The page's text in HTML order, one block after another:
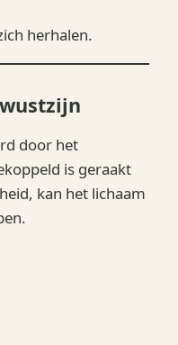
herhalen.
door het
is geraakt
kan het lichaam